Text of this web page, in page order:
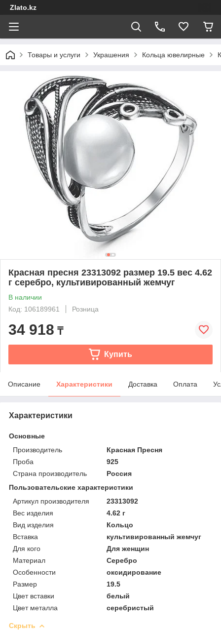
Zlato.kz
Товары и услуги Украшения Кольца ювелирные
Красная пресня 23313092 размер 19.5 вес 4.62
г серебро, культивированный жемчуг
В наличии
Код: 106189961
Розница
34 918 ₸
Купить
Описание Характеристики Доставка Оплата
Характеристики
Основные
Производитель
Красная Пресня
Проба
925
Страна производитель
Россия
Пользовательские характеристики
Артикул производителя
23313092
Вес изделия
4.62 г
Вид изделия
Кольцо
Вставка
культивированный жемчуг
Для кого
Для женщин
Материал
Серебро
Особенности
оксидирование
Размер
19.5
Цвет вставки
белый
Цвет металла
серебристый
Скрыть